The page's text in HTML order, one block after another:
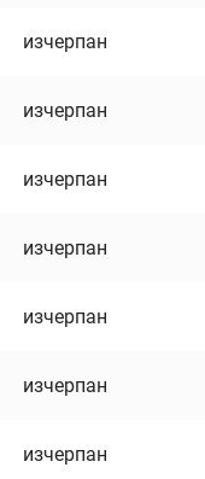
изчерпан
изчерпан
изчерпан
изчерпан
изчерпан
изчерпан
изчерпан